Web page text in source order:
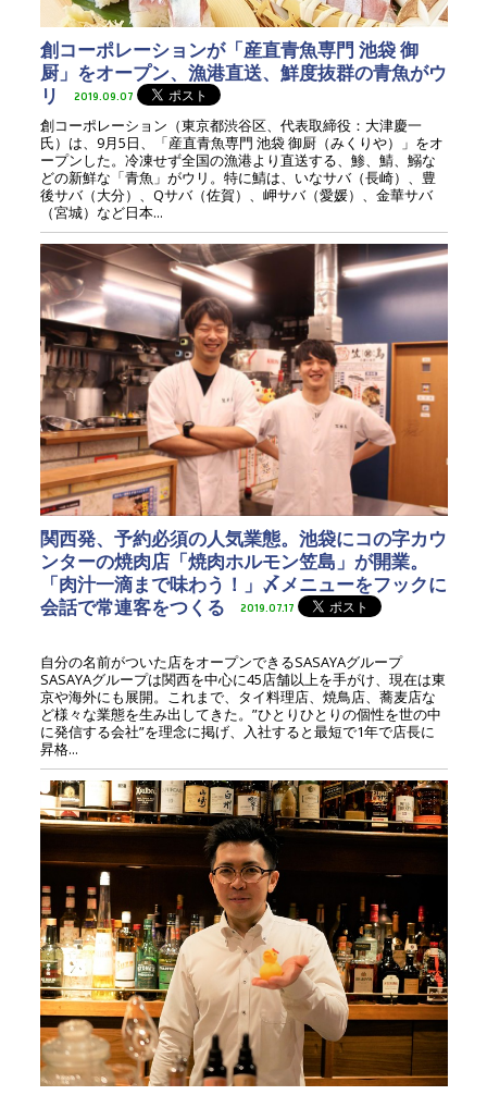
創コーポレーションが「産直青魚専門 池袋 御
厨」をオープン、漁港直送、鮮度抜群の青魚がウ
リ
2019.09.07
創コーポレーション（東京都渋谷区、代表取締役：大津慶一
氏）は、9月5日、「産直青魚専門 池袋 御厨（みくりや）」をオ
ープンした。冷凍せず全国の漁港より直送する、鯵、鯖、鰯な
どの新鮮な「青魚」がウリ。特に鯖は、いなサバ（長崎）、豊
後サバ（大分）、Qサバ（佐賀）、岬サバ（愛媛）、金華サバ
（宮城）など日本...
関西発、予約必須の人気業態。池袋にコの字カウ
ンターの焼肉店「焼肉ホルモン笠島」が開業。
「肉汁一滴まで味わう！」〆メニューをフックに
会話で常連客をつくる
2019.07.17
自分の名前がついた店をオープンできるSASAYAグループ
SASAYAグループは関西を中心に45店舗以上を手がけ、現在は東
京や海外にも展開。これまで、タイ料理店、焼鳥店、蕎麦店な
ど様々な業態を生み出してきた。”ひとりひとりの個性を世の中
に発信する会社”を理念に掲げ、入社すると最短で1年で店長に
昇格...